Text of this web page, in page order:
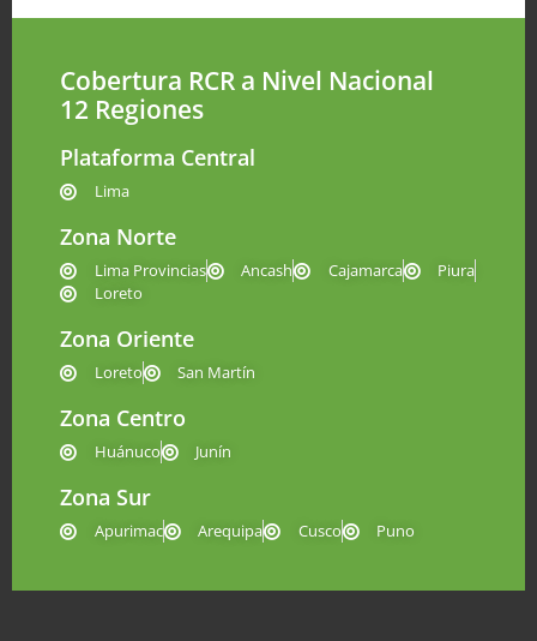
Cobertura RCR a Nivel Nacional
12 Regiones
Plataforma Central
Lima
Zona Norte
Lima Provincias Ancash Cajamarca
Piura
Loreto
Zona Oriente
Loreto San Martín
Zona Centro
Huánuco Junín
Zona Sur
Apurimac Arequipa Cusco Puno